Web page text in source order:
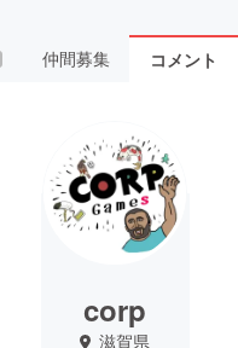
仲間募集 コメント
corp
滋賀県